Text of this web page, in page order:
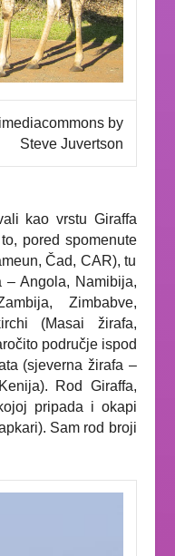
by
Steve Juvertson
kao vrstu Giraffa
pored spomenute
Čad, CAR), tu
– Angola, Namibija,
Zimbabve,
(Masai žirafa,
područje ispod
(sjeverna žirafa –
Rod Giraffa,
pripada i okapi
Sam rod broji